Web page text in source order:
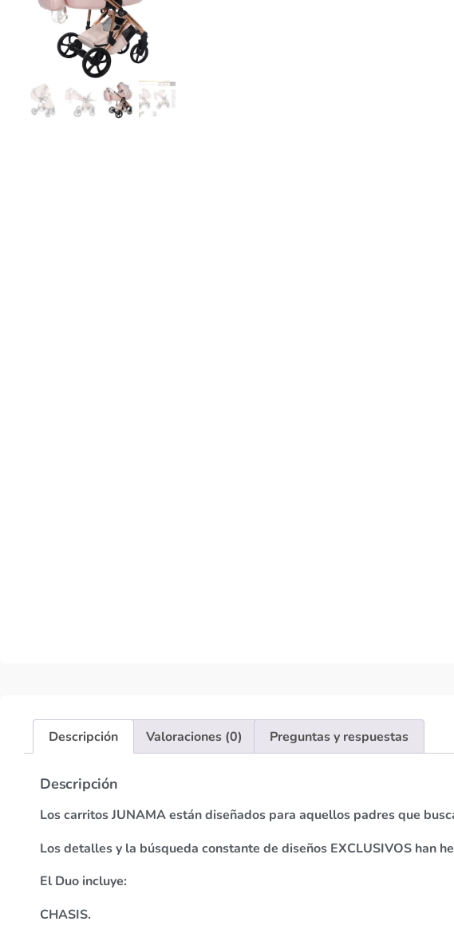
Descripción Valoraciones (0) Preguntas y respuestas
Descripción
Los carritos JUNAMA están diseñados para aquellos padres que
Los detalles y la búsqueda constante de diseños EXCLUSIVOS han
El Duo incluye:
CHASIS.